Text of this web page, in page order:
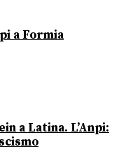
a Formia
a Latina. L’Anpi: